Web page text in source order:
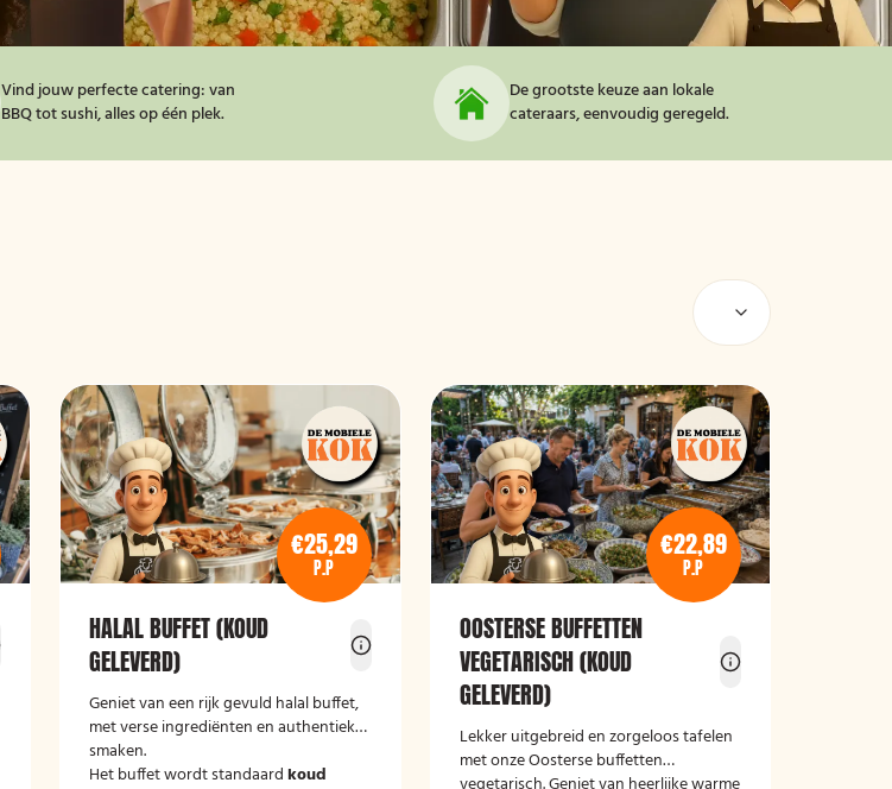
Vind jouw perfecte catering: van
BBQ tot sushi, alles op één plek.
De grootste keuze aan lokale
cateraars, eenvoudig geregeld.
€25,29
P.P
HALAL BUFFET (KOUD
GELEVERD)
Geniet van een rijk gevuld halal buffet,
met verse ingrediënten en authentieke
smaken.
Het buffet wordt standaardkoud
€22,89
P.P
OOSTERSE BUFFETTEN
VEGETARISCH (KOUD
GELEVERD)
Lekker uitgebreid en zorgeloos tafelen
met onze Oosterse buffetten